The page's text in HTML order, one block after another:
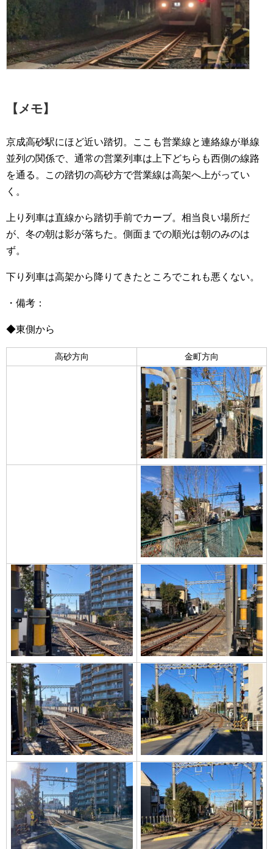
【メモ】
京成高砂駅にほど近い踏切。ここも営業線と連絡線が単線
並列の関係で、通常の営業列車は上下どちらも西側の線路
を通る。この踏切の高砂方で営業線は高架へ上がってい
く。
上り列車は直線から踏切手前でカーブ。相当良い場所だ
が、冬の朝は影が落ちた。側面までの順光は朝のみのは
ず。
下り列車は高架から降りてきたところでこれも悪くない。
・備考：
◆東側から
高砂方向 金町方向